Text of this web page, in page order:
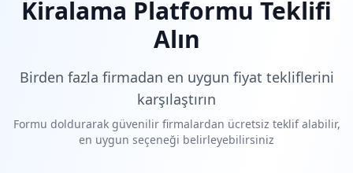
Kiralama Platformu Teklifi
Alın
Birden fazla firmadan en uygun fiyat tekliflerini
karşılaştırın
Formu doldurarak güvenilir firmalardan ücretsiz teklif alabilir,
en uygun seçeneği belirleyebilirsiniz